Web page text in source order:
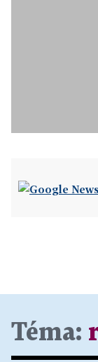
Téma: